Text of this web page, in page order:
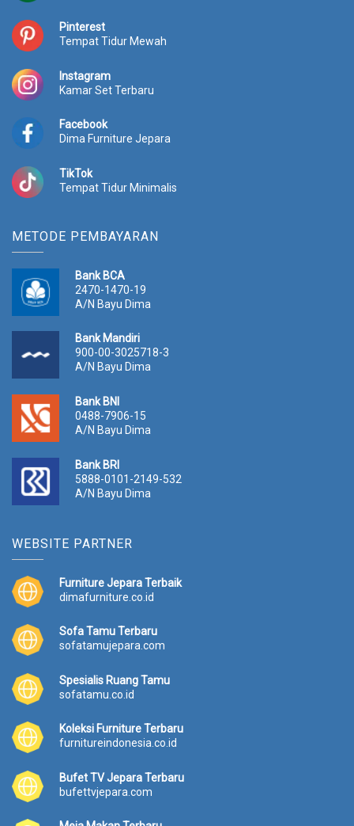
Pinterest
Tempat Tidur Mewah
Instagram
Kamar Set Terbaru
Facebook
Dima Furniture Jepara
TikTok
Tempat Tidur Minimalis
METODE PEMBAYARAN
Bank BCA
2470-1470-19
A/N Bayu Dima
Bank Mandiri
900-00-3025718-3
A/N Bayu Dima
Bank BNI
0488-7906-15
A/N Bayu Dima
Bank BRI
5888-0101-2149-532
A/N Bayu Dima
WEBSITE PARTNER
Furniture Jepara Terbaik
dimafurniture.co.id
Sofa Tamu Terbaru
sofatamujepara.com
Spesialis Ruang Tamu
sofatamu.co.id
Koleksi Furniture Terbaru
furnitureindonesia.co.id
Bufet TV Jepara Terbaru
bufettvjepara.com